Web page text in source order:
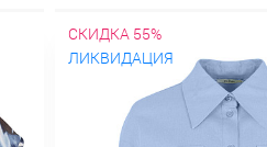
СКИДКА 55%
ЛИКВИДАЦИЯ